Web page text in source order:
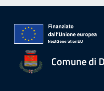
Comune di